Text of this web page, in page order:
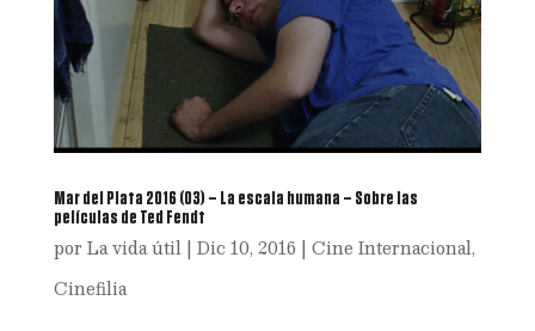
Mar del Plata 2016 (03) – La escala humana – Sobre las
películas de Ted Fendt
por La vida útil| Dic 10, 2016 | Cine Internacional,
Cinefilia